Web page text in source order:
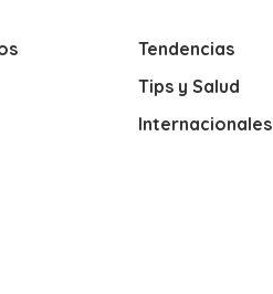
Tendencias
Tips y Salud
Internacionales